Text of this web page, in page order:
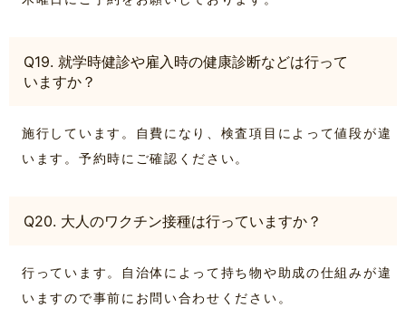
Q19. 就学時健診や雇入時の健康診断などは行って
いますか？
施行しています。自費になり、検査項目によって値段が違
います。予約時にご確認ください。
Q20. 大人のワクチン接種は行っていますか？
行っています。自治体によって持ち物や助成の仕組みが違
いますので事前にお問い合わせください。